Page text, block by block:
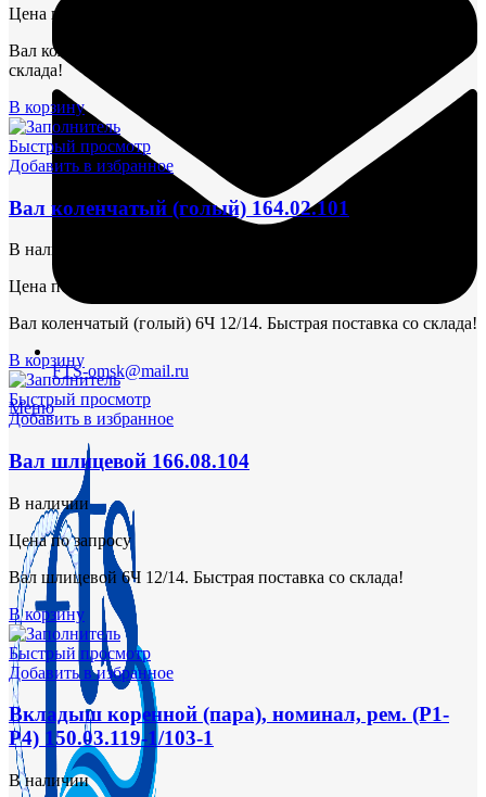
FTS-omsk@mail.ru
Меню
Цена по запросу
Вал коленчатый (в сборе) 6Ч 12/14. Быстрая поставка со
склада!
В корзину
Быстрый просмотр
Добавить в избранное
Вал коленчатый (голый) 164.02.101
В наличии
Цена по запросу
Вал коленчатый (голый) 6Ч 12/14. Быстрая поставка со склада!
В корзину
Быстрый просмотр
Добавить в избранное
Вал шлицевой 166.08.104
В наличии
Цена по запросу
Вал шлицевой 6Ч 12/14. Быстрая поставка со склада!
В корзину
Быстрый просмотр
Добавить в избранное
Вкладыш коренной (пара), номинал, рем. (Р1-
Р4) 150.03.119-1/103-1
В наличии